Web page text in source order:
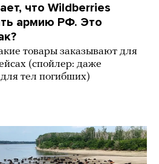
что Wildberries
армию РФ. Это
товары заказывают для
(спойлер: даже
тел погибших)